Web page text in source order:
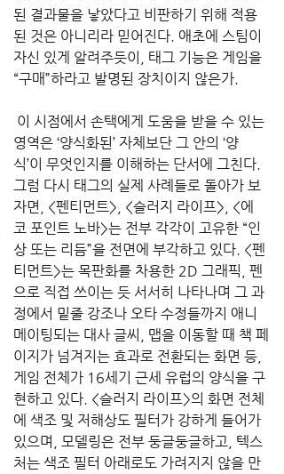
된 결과물을 낳았다고 비판하기 위해 적용
된 것은 아니리라 믿어진다. 애초에 스팀이
자신 있게 알려주듯이, 태그 기능은 게임을
“구매”하라고 발명된 장치이지 않은가.
이 시점에서 손택에게 도움을 받을 수 있는
영역은 ‘양식화된’ 자체보단 그 안의 ‘양
식’이 무엇인지를 이해하는 단서에 그친다.
그럼 다시 태그의 실제 사례들로 돌아가 보
자면, <펜티먼트>, <슬러지 라이프>, <에
코 포인트 노바>는 전부 각각이 고유한 “인
상 또는 리듬”을 전면에 부각하고 있다. <펜
티먼트>는 목판화를 차용한 2D 그래픽, 펜
으로 직접 쓰이는 듯 서서히 나타나며 그 과
정에서 밑줄 강조나 오타 수정들까지 애니
메이팅되는 대사 글씨, 맵을 이동할 때 책 페
이지가 넘겨지는 효과로 전환되는 화면 등,
게임 전체가 16세기 근세 유럽의 양식을 구
현하고 있다. <슬러지 라이프>의 화면 전체
에 색조 및 저해상도 필터가 강하게 들어가
있으며, 모델링은 전부 둥글둥글하고, 텍스
처는 색조 필터 아래로도 가려지지 않을 만